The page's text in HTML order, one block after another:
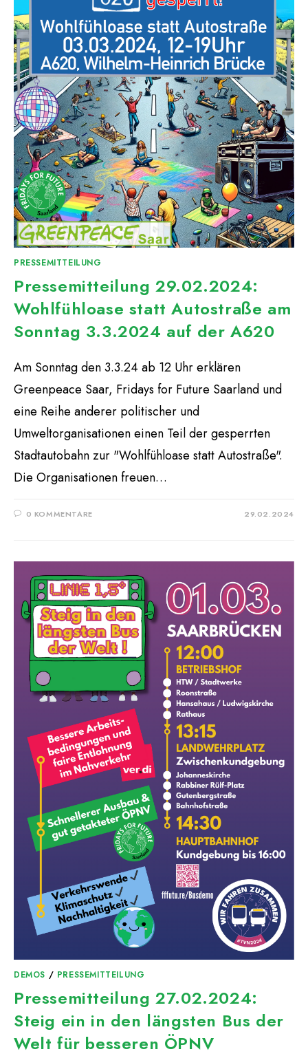
PRESSEMITTEILUNG
Pressemitteilung 29.02.2024:
Wohlfühloase statt Autostraße am
Sonntag 3.3.2024 auf der A620
Am Sonntag den 3.3.24 ab 12 Uhr erklären
Greenpeace Saar, Fridays for Future Saarland und
eine Reihe anderer politischer und
Umweltorganisationen einen Teil der gesperrten
Stadtautobahn zur "Wohlfühloase statt Autostraße".
Die Organisationen freuen…
0 KOMMENTARE 29.02.2024
DEMOS / PRESSEMITTEILUNG
Pressemitteilung 27.02.2024:
Steig ein in den längsten Bus der
Welt für besseren ÖPNV